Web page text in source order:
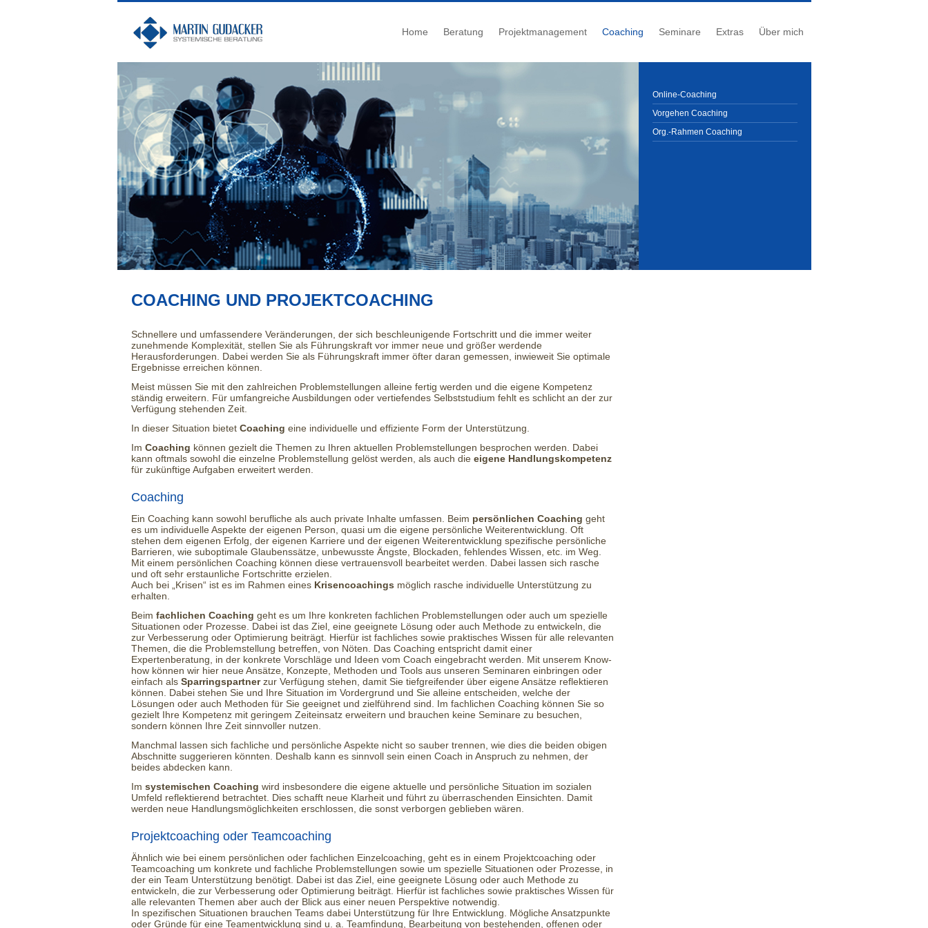
Home Beratung Projektmanagement Coaching Seminare Extras Über mich
Online-Coaching
Vorgehen Coaching
Org.-Rahmen Coaching
COACHING UND PROJEKTCOACHING
Schnellere und umfassendere Veränderungen, der sich beschleunigende Fortschritt und die immer weiter
zunehmende Komplexität, stellen Sie als Führungskraft vor immer neue und größer werdende
Herausforderungen. Dabei werden Sie als Führungskraft immer öfter daran gemessen, inwieweit Sie optimale
Ergebnisse erreichen können.
Meist müssen Sie mit den zahlreichen Problemstellungen alleine fertig werden und die eigene Kompetenz
ständig erweitern. Für umfangreiche Ausbildungen oder vertiefendes Selbststudium fehlt es schlicht an der zur
Verfügung stehenden Zeit.
In dieser Situation bietet Coaching eine individuelle und effiziente Form der Unterstützung.
Im Coaching können gezielt die Themen zu Ihren aktuellen Problemstellungen besprochen werden. Dabei
kann oftmals sowohl die einzelne Problemstellung gelöst werden, als auch die eigene Handlungskompetenz
für zukünftige Aufgaben erweitert werden.
Coaching
Ein Coaching kann sowohl berufliche als auch private Inhalte umfassen. Beim persönlichen Coaching geht
es um individuelle Aspekte der eigenen Person, quasi um die eigene persönliche Weiterentwicklung. Oft
stehen dem eigenen Erfolg, der eigenen Karriere und der eigenen Weiterentwicklung spezifische persönliche
Barrieren, wie suboptimale Glaubenssätze, unbewusste Ängste, Blockaden, fehlendes Wissen, etc. im Weg.
Mit einem persönlichen Coaching können diese vertrauensvoll bearbeitet werden. Dabei lassen sich rasche
und oft sehr erstaunliche Fortschritte erzielen.
Auch bei „Krisen“ ist es im Rahmen eines Krisencoachings möglich rasche individuelle Unterstützung zu
erhalten.
Beim fachlichen Coaching geht es um Ihre konkreten fachlichen Problemstellungen oder auch um spezielle
Situationen oder Prozesse. Dabei ist das Ziel, eine geeignete Lösung oder auch Methode zu entwickeln, die
zur Verbesserung oder Optimierung beiträgt. Hierfür ist fachliches sowie praktisches Wissen für alle relevanten
Themen, die die Problemstellung betreffen, von Nöten. Das Coaching entspricht damit einer
Expertenberatung, in der konkrete Vorschläge und Ideen vom Coach eingebracht werden. Mit unserem Know-
how können wir hier neue Ansätze, Konzepte, Methoden und Tools aus unseren Seminaren einbringen oder
einfach als Sparringspartnerzur Verfügung stehen, damit Sie tiefgreifender über eigene Ansätze reflektieren
können. Dabei stehen Sie und Ihre Situation im Vordergrund und Sie alleine entscheiden, welche der
Lösungen oder auch Methoden für Sie geeignet und zielführend sind. Im fachlichen Coaching können Sie so
gezielt Ihre Kompetenz mit geringem Zeiteinsatz erweitern und brauchen keine Seminare zu besuchen,
sondern können Ihre Zeit sinnvoller nutzen.
Manchmal lassen sich fachliche und persönliche Aspekte nicht so sauber trennen, wie dies die beiden obigen
Abschnitte suggerieren könnten. Deshalb kann es sinnvoll sein einen Coach in Anspruch zu nehmen, der
beides abdecken kann.
Im systemischen Coaching wird insbesondere die eigene aktuelle und persönliche Situation im sozialen
Umfeld reflektierend betrachtet. Dies schafft neue Klarheit und führt zu überraschenden Einsichten. Damit
werden neue Handlungsmöglichkeiten erschlossen, die sonst verborgen geblieben wären.
Projektcoaching oder Teamcoaching
Ähnlich wie bei einem persönlichen oder fachlichen Einzelcoaching, geht es in einem Projektcoaching oder
Teamcoaching um konkrete und fachliche Problemstellungen sowie um spezielle Situationen oder Prozesse, in
der ein Team Unterstützung benötigt. Dabei ist das Ziel, eine geeignete Lösung oder auch Methode zu
entwickeln, die zur Verbesserung oder Optimierung beiträgt. Hierfür ist fachliches sowie praktisches Wissen für
alle relevanten Themen aber auch der Blick aus einer neuen Perspektive notwendig.
In spezifischen Situationen brauchen Teams dabei Unterstützung für Ihre Entwicklung. Mögliche Ansatzpunkte
oder Gründe für eine Teamentwicklung sind u. a. Teamfindung, Bearbeitung von bestehenden, offenen oder